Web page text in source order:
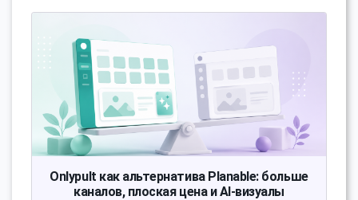
Onlypult как альтернатива Planable: больше
каналов, плоская цена и AI-визуалы